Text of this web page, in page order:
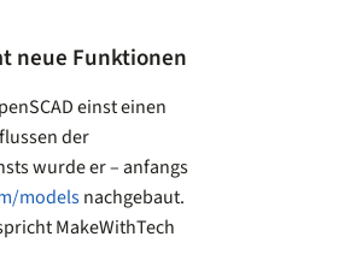
neue Funktionen
einst einen
der
wurde er – anfangs
modelsnachgebaut.
MakeWithTech